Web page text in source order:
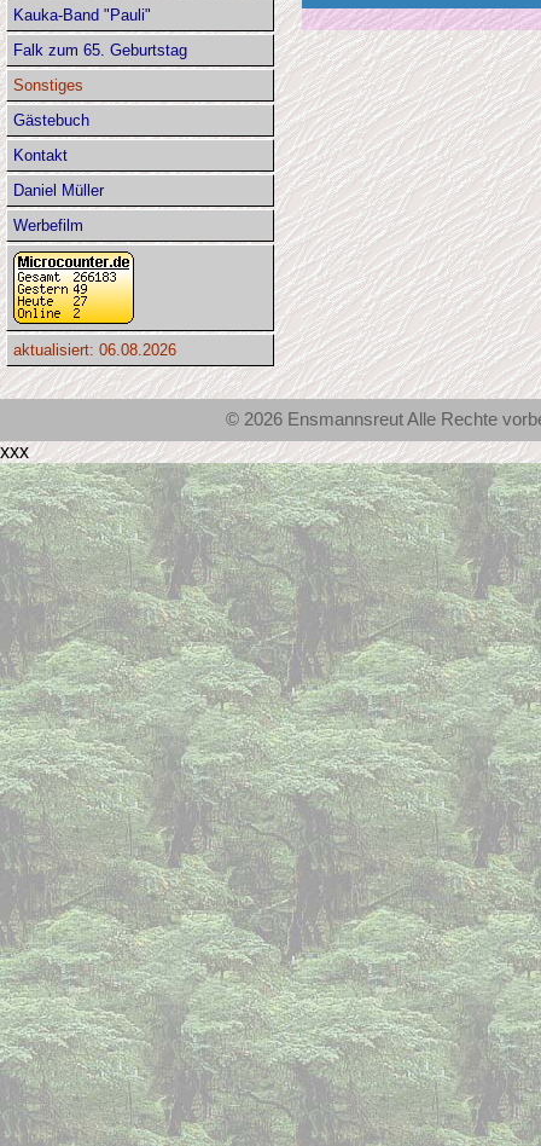
Kauka-Band "Pauli"
Falk zum 65. Geburtstag
Sonstiges
Gästebuch
Kontakt
Daniel Müller
Werbefilm
aktualisiert: 06.08.2026
© 2026 Ensmannsreut Alle Rechte
xxx